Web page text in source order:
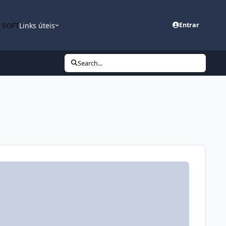
Links úteis Entrar
Search...